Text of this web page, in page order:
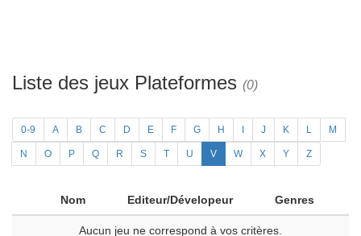
Liste des jeux Plateformes (0)
0-9 A B C D E F G H J K L M
N O P Q R S T U V W X Y Z
Nom Editeur/Dévelopeur Genres
Aucun jeu ne correspond à vos critères.